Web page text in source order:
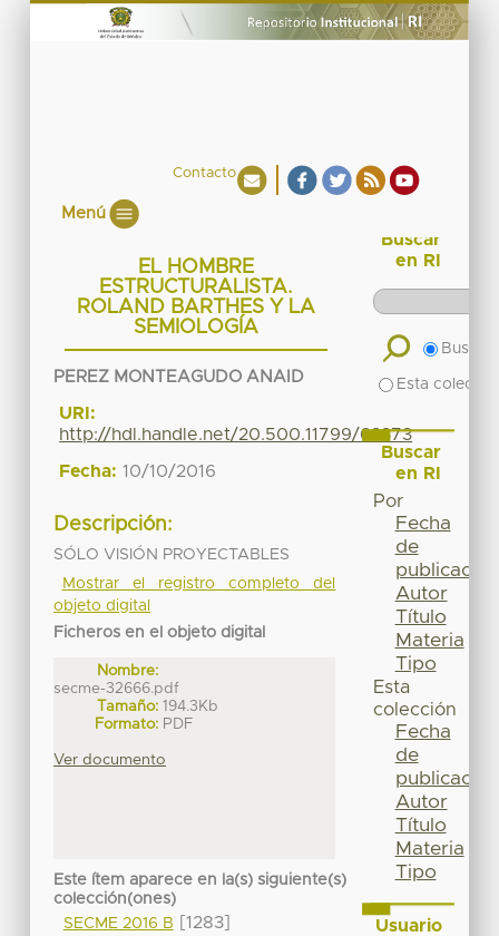
Contacto
Menú
EL HOMBRE
ESTRUCTURALISTA.
ROLAND BARTHES Y LA
SEMIOLOGÍA
PEREZ MONTEAGUDO ANAID
URI:
http://hdl.handle.net/20.500.11799/63373
Fecha: 10/10/2016
Descripción:
SÓLO VISIÓN PROYECTABLES
Mostrar el registro completo del
objeto digital
Ficheros en el objeto digital
Nombre:
secme-32666.pdf
Tamaño: 194.3Kb
Formato: PDF
Ver documento
Este ítem aparece en la(s) siguiente(s)
colección(ones)
SECME 2016 B
[1283]
Buscar
en RI
Buscar
Esta
Buscar
en RI
Por
Fecha
de
publicación
Autor
Título
Materia
Tipo
Esta
colección
Fecha
de
publicación
Autor
Título
Materia
Tipo
Usuario